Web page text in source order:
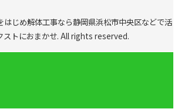
じめ解体工事なら静岡県浜松市中央区などで活
ストにおまかせ. All rights reserved.